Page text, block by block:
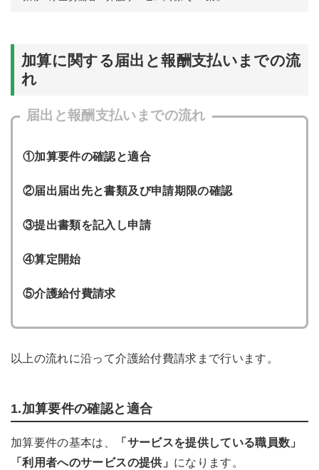
加算に関する届出と報酬支払いまでの流
れ
届出と報酬支払いまでの流れ
①加算要件の確認と適合
②届出届出先と書類及び申請期限の確認
③提出書類を記入し申請
④算定開始
⑤介護給付費請求
以上の流れに沿って介護給付費請求まで行います。
1.加算要件の確認と適合
加算要件の基本は、
「サービスを提供している職員数」
「利用者へのサービスの提供」 になります。